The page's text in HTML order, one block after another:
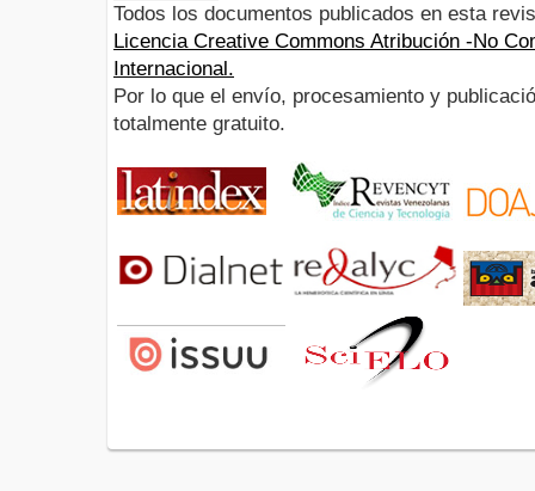
Todos los documentos publicados en esta
Licencia Creative Commons Atribución -No
Internacional.
Por lo que el envío, procesamiento y
totalmente gratuito.